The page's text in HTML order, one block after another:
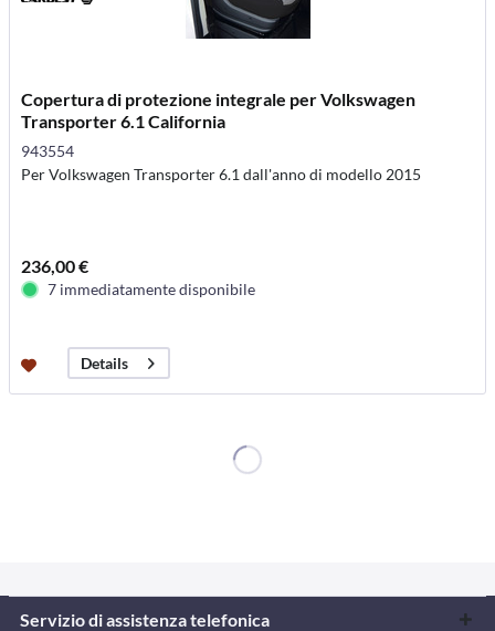
Copertura di protezione integrale per Volkswagen
Transporter 6.1 California
943554
Per Volkswagen Transporter 6.1 dall'anno di modello 2015
236,00 €
7 immediatamente disponibile
Details
Servizio di assistenza telefonica